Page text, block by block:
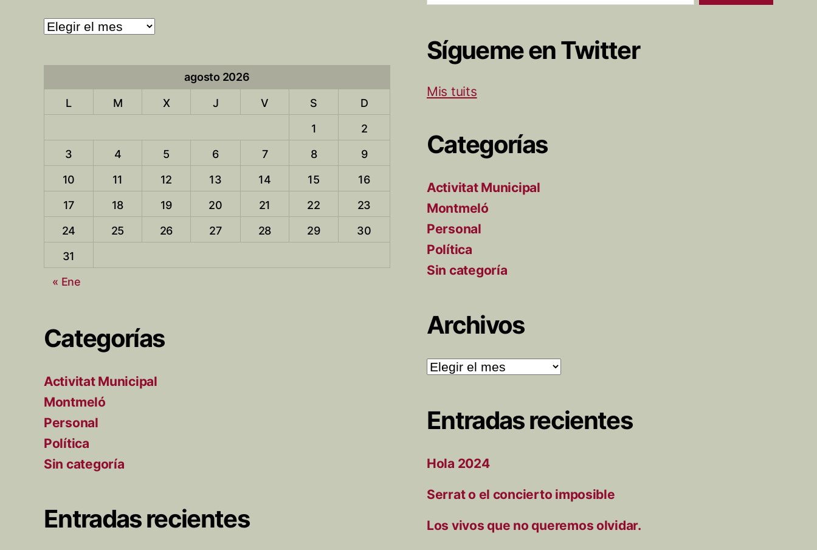
Archivo
de
agosto 2026
L M X J V S
D
1
2
3
4 5 6 7 8
9
10
11 12 13 14 15
16
17
18 19 20 21 22
23
24
25 26 27 28 29
30
31
« Ene
Categorías
Activitat Municipal
Montmeló
Personal
Política
Sin categoría
Entradas recientes
Sígueme en Twitter
Mis tuits
Categorías
Activitat Municipal
Montmeló
Personal
Política
Sin categoría
Archivos
Archivos
Entradas recientes
Hola 2024
Serrat o el concierto imposible
Los vivos que no queremos olvidar.